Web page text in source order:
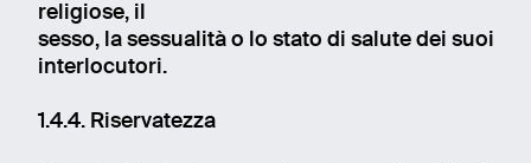
religiose, il
sesso, la sessualità o lo stato di salute dei suoi
interlocutori.
1.4.4. Riservatezza